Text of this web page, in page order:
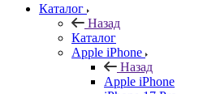
Каталог
Назад
Каталог
Apple iPhone
Назад
Apple iPhone